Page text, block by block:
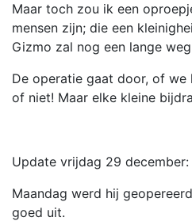
Maar toch zou ik een
mensen zijn; die een
Gizmo zal nog een lange
De operatie gaat door, of we
of niet! Maar elke kleine
Update vrijdag 29 december:
Maandag werd hij
goed uit.